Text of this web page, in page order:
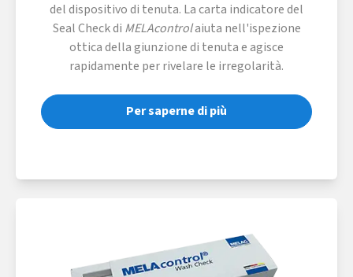
del dispositivo di tenuta. La carta indicatore del
Seal Check di MELAcontrolaiuta nell'ispezione
ottica della giunzione di tenuta e agisce
rapidamente per rivelare le irregolarità.
Per saperne di più